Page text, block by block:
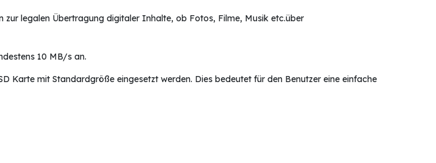
legalen Übertragung digitaler Inhalte, ob Fotos, Filme, Musik etc.über
10 MB/s an.
Karte mit Standardgröße eingesetzt werden. Dies bedeutet für den Benutzer eine einfache